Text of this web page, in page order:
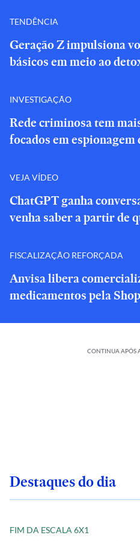
TENDÊNCIA
Geração Z impulsiona
básicos em meio ao
INVESTIGAÇÃO
Rede criminosa tem
focados em espionagem
VEJA VÍDEO
ChatGPT ganha
venha saber a partir de
FISCALIZAÇÃO REFORÇADA
Anvisa libera
medicamentos pela
CONTINUA APÓS
Destaques do dia
FIM DA ESCALA 6X1